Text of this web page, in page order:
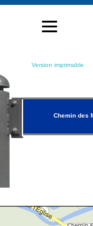
Version imprimable
Chemin des